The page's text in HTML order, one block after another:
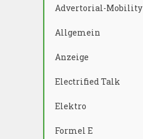
Advertorial-Mobility
Allgemein
Anzeige
Electrified Talk
Elektro
Formel E